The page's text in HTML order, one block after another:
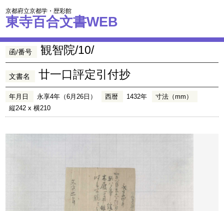
京都府立京都学・歴彩館
東寺百合文書WEB
函/番号 観智院/10/
文書名 廿一口評定引付抄
年月日 永享4年（6月26日） 西暦 1432年
寸法（mm）
縦242 x 横210